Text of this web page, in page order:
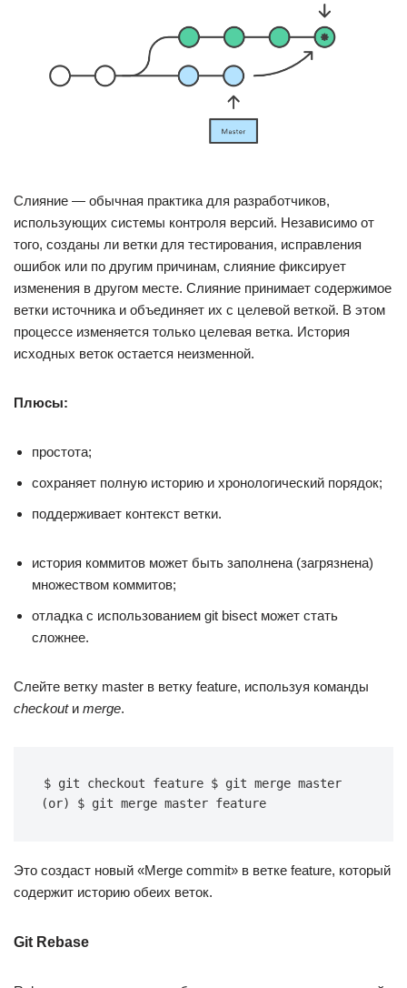
Слияние — обычная практика для разработчиков,
использующих системы контроля версий. Независимо от
того, созданы ли ветки для тестирования, исправления
ошибок или по другим причинам, слияние фиксирует
изменения в другом месте. Слияние принимает содержимое
ветки источника и объединяет их с целевой веткой. В этом
процессе изменяется только целевая ветка. История
исходных веток остается неизменной.
Плюсы:
простота;
сохраняет полную историю и хронологический порядок;
поддерживает контекст ветки.
история коммитов может быть заполнена (загрязнена)
множеством коммитов;
отладка с использованием git bisect может стать
сложнее.
Слейте ветку master в ветку feature, используя команды
checkoutи merge.
$ git checkout feature $ git merge master
(or) $ git merge master feature
Это создаст новый «Merge commit» в ветке feature, который
содержит историю обеих веток.
Git Rebase